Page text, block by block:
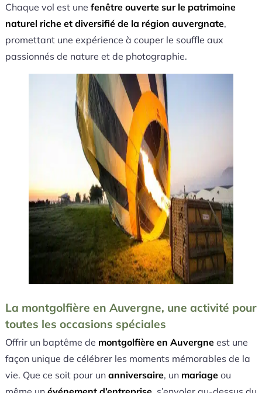
Chaque vol est une fenêtre ouverte sur le patrimoine
naturel riche et diversifié de la région auvergnate,
promettant une expérience à couper le souffle aux
passionnés de nature et de photographie.
La montgolfière en Auvergne, une activité pour
toutes les occasions spéciales
Offrir un baptême de montgolfière en Auvergneest une
façon unique de célébrer les moments mémorables de la
vie. Que ce soit pour un anniversaire, un mariageou